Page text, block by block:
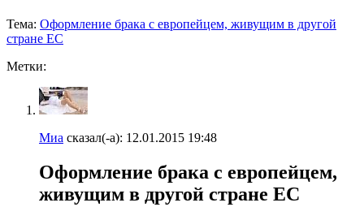
Тема: Оформление брака с европейцем, живущим в другой
стране ЕС
Метки:
Миа сказал(-а): 12.01.2015 19:48
Оформление брака с европейцем,
живущим в другой стране ЕС